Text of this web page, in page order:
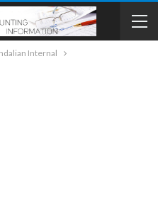
Internal